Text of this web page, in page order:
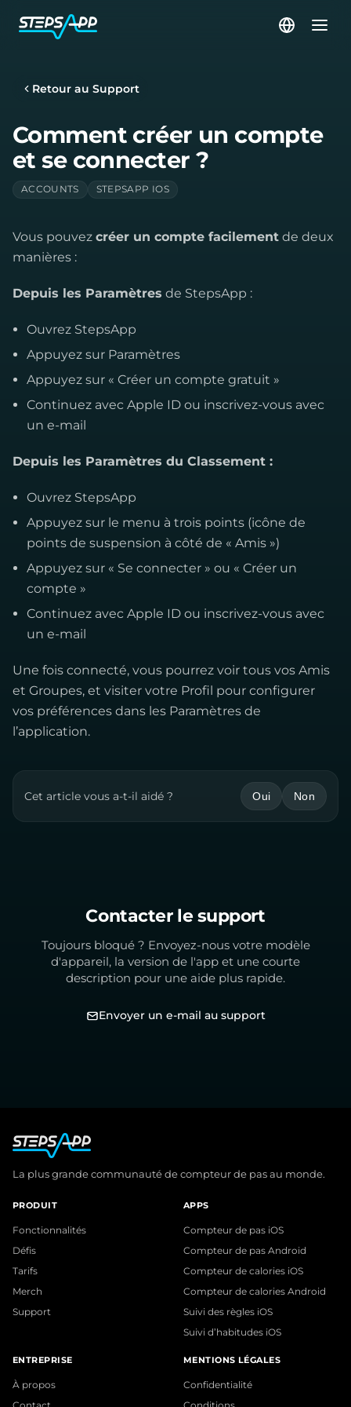
Retour au Support
Comment créer un compte
et se connecter ?
ACCOUNTS STEPSAPP IOS
Vous pouvez créer un compte facilement de deux
manières :
Depuis les Paramètres de StepsApp :
Ouvrez StepsApp
Appuyez sur Paramètres
Appuyez sur « Créer un compte gratuit »
Continuez avec Apple ID ou inscrivez-vous avec
un e-mail
Depuis les Paramètres du Classement :
Ouvrez StepsApp
Appuyez sur le menu à trois points (icône de
points de suspension à côté de « Amis »)
Appuyez sur « Se connecter » ou « Créer un
compte »
Continuez avec Apple ID ou inscrivez-vous avec
un e-mail
Une fois connecté, vous pourrez voir tous vos Amis
et Groupes, et visiter votre Profil pour configurer
vos préférences dans les Paramètres de
l’application.
Cet article vous a-t-il aidé ? Oui Non
Contacter le support
Toujours bloqué ? Envoyez-nous votre modèle
d'appareil, la version de l'app et une courte
description pour une aide plus rapide.
Envoyer un e-mail au support
La plus grande communauté de compteur de pas au monde.
PRODUIT
Fonctionnalités
Défis
Tarifs
Merch
Support
APPS
Compteur de pas iOS
Compteur de pas Android
Compteur de calories iOS
Compteur de calories Android
Suivi des règles iOS
Suivi d’habitudes iOS
ENTREPRISE
À propos
MENTIONS LÉGALES
Confidentialité